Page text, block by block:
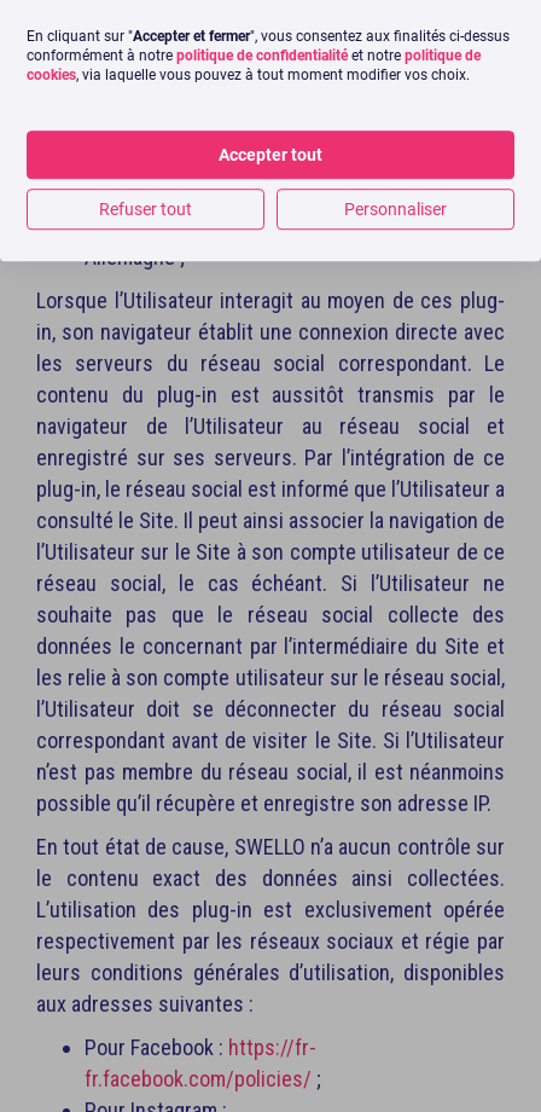
TikTok®, exploité par la société ByteDance,
dont le siège social est sis Zhongkun Plaza, 6
100080 Chine ;
Soundcloud®, exploité par la société
Soundcloud Limited, dont le siège social est sis
Rheinsberger Str. 76/77, 10115 Berlin,
Allemagne ;
Lorsque l’Utilisateur interagit au moyen de ces plug-
in, son navigateur établit une connexion directe avec
les serveurs du réseau social correspondant. Le
contenu du plug-in est aussitôt transmis par le
navigateur de l’Utilisateur au réseau social et
enregistré sur ses serveurs. Par l’intégration de ce
plug-in, le réseau social est informé que l’Utilisateur a
consulté le Site. Il peut ainsi associer la navigation de
l’Utilisateur sur le Site à son compte utilisateur de ce
réseau social, le cas échéant. Si l’Utilisateur ne
souhaite pas que le réseau social collecte des
données le concernant par l’intermédiaire du Site et
les relie à son compte utilisateur sur le réseau social,
l’Utilisateur doit se déconnecter du réseau social
correspondant avant de visiter le Site. Si l’Utilisateur
n’est pas membre du réseau social, il est néanmoins
possible qu’il récupère et enregistre son adresse IP.
En tout état de cause, SWELLO n’a aucun contrôle sur
le contenu exact des données ainsi collectées.
L’utilisation des plug-in est exclusivement opérée
respectivement par les réseaux sociaux et régie par
leurs conditions générales d’utilisation, disponibles
aux adresses suivantes :
Pour Facebook : https://fr-
fr.facebook.com/policies/ ;
En cliquant sur "Accepter et fermer", vous consentez aux finalités ci-dessus
conformément à notre politique de confidentialitéet notre politique de
cookies, via laquelle vous pouvez à tout moment modifier vos choix.
Accepter tout
Refuser tout Personnaliser